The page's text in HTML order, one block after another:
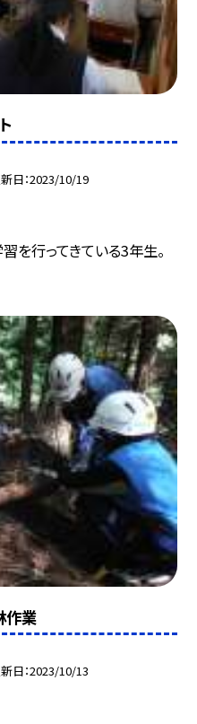
日 2023/10/19
を行ってきている3年生。
作業
日 2023/10/13